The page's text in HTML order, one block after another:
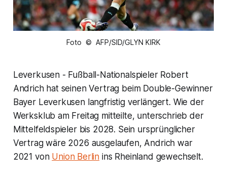
Foto © AFP/SID/GLYN KIRK
Leverkusen - Fußball-Nationalspieler Robert
Andrich hat seinen Vertrag beim Double-Gewinner
Bayer Leverkusen langfristig verlängert. Wie der
Werksklub am Freitag mitteilte, unterschrieb der
Mittelfeldspieler bis 2028. Sein ursprünglicher
Vertrag wäre 2026 ausgelaufen, Andrich war
2021 von Union Berlin ins Rheinland gewechselt.